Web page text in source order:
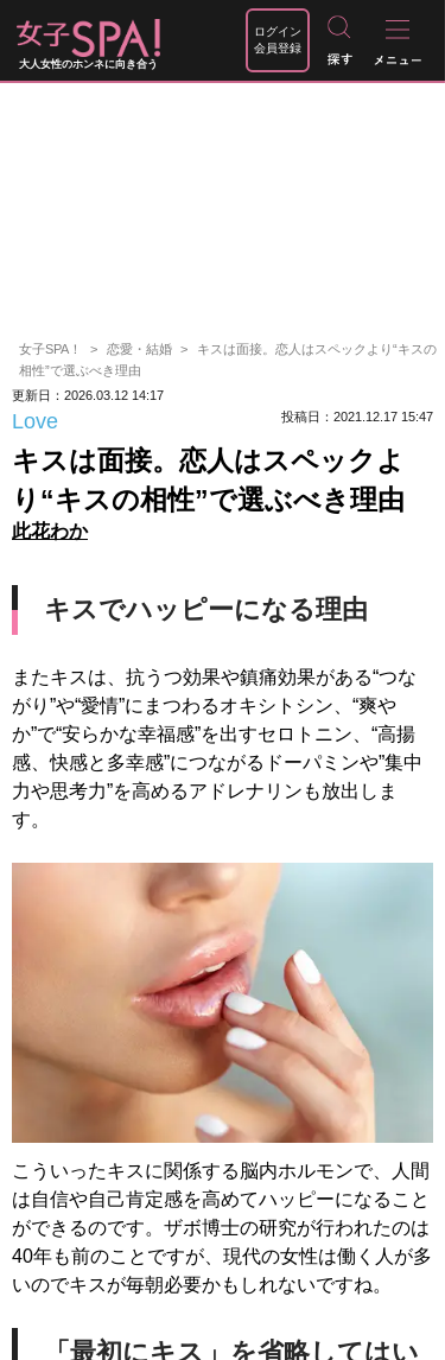
大人女性のホンネに向き合う
ログイン
会員登録
女子SPA！ 恋愛・結婚
キスは面接。恋人はスペックより“キスの
相性”で選ぶべき理由
更新日：2026.03.12 14:17
Love 投稿日：2021.12.17 15:47
キスは面接。恋人はスペックよ
り“キスの相性”で選ぶべき理由
此花わか
キスでハッピーになる理由
またキスは、抗うつ効果や鎮痛効果がある“つな
がり”や“愛情”にまつわるオキシトシン、“爽や
か”で“安らかな幸福感”を出すセロトニン、“高揚
感、快感と多幸感”につながるドーパミンや”集中
力や思考力”を高めるアドレナリンも放出しま
す。
こういったキスに関係する脳内ホルモンで、人間
は自信や自己肯定感を高めてハッピーになること
ができるのです。ザボ博士の研究が行われたのは
40年も前のことですが、現代の女性は働く人が多
いのでキスが毎朝必要かもしれないですね。
「最初にキス」を省略してはい